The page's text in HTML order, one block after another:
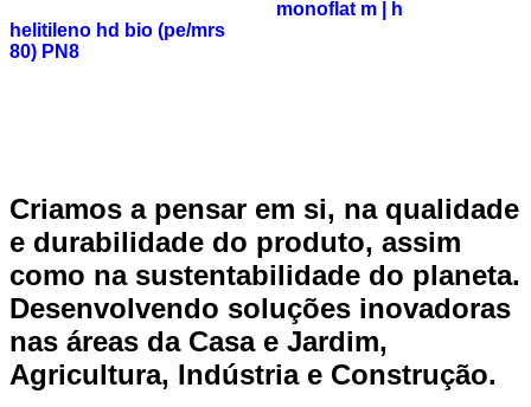
helitileno hd bio (pe/mrs
80) PN8
monoflat m | h
Criamos a pensar em si, na qualidade
e durabilidade do produto, assim
como na sustentabilidade do planeta.
Desenvolvendo soluções inovadoras
nas áreas da Casa e Jardim,
Agricultura, Indústria e Construção.